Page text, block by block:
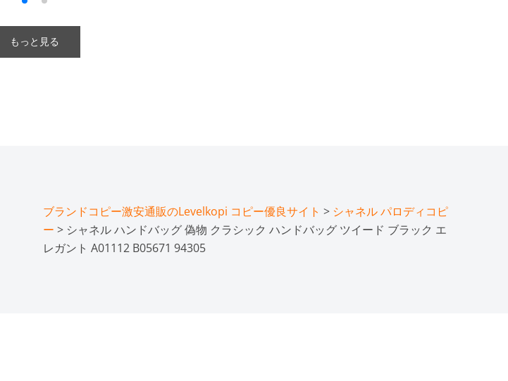
もっと見る
ブランドコピー激安通販のLevelkopi コピー優良サイト > シャネル パロディコピ
ー > シャネル ハンドバッグ 偽物 クラシック ハンドバッグ ツイード ブラック エ
レガント A01112 B05671 94305